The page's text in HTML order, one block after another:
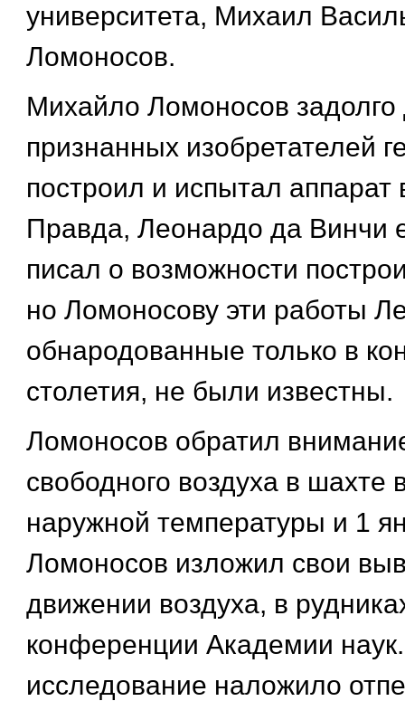
университета, Михаил
Ломоносов.
Михайло Ломоносов
признанных изобретателей
построил и испытал аппарат
Правда, Леонардо да Винчи
писал о возможности
но Ломоносову эти работы
обнародованные только в
столетия, не были известны.
Ломоносов обратил
свободного воздуха в шахте
наружной температуры и 1
Ломоносов изложил свои
движении воздуха, в
конференции Академии
исследование наложило